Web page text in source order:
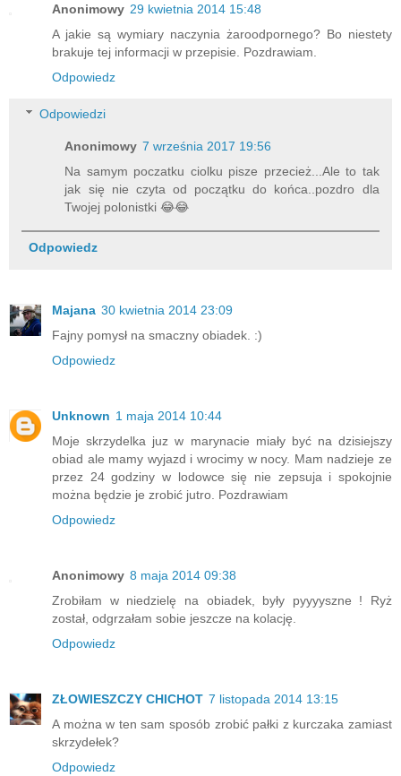
Anonimowy 29 kwietnia 2014 15:48
A jakie są wymiary naczynia żaroodpornego? Bo niestety
brakuje tej informacji w przepisie. Pozdrawiam.
Odpowiedz
Odpowiedzi
Anonimowy 7 września 2017 19:56
Na samym poczatku ciolku pisze przecież...Ale to tak
jak się nie czyta od początku do końca..pozdro dla
Twojej polonistki 😂😂
Odpowiedz
Majana 30 kwietnia 2014 23:09
Fajny pomysł na smaczny obiadek. :)
Odpowiedz
Unknown 1 maja 2014 10:44
Moje skrzydelka juz w marynacie miały być na dzisiejszy
obiad ale mamy wyjazd i wrocimy w nocy. Mam nadzieje ze
przez 24 godziny w lodowce się nie zepsuja i spokojnie
można będzie je zrobić jutro. Pozdrawiam
Odpowiedz
Anonimowy 8 maja 2014 09:38
Zrobiłam w niedzielę na obiadek, były pyyyyszne ! Ryż
został, odgrzałam sobie jeszcze na kolację.
Odpowiedz
ZŁOWIESZCZY CHICHOT 7 listopada 2014 13:15
A można w ten sam sposób zrobić pałki z kurczaka zamiast
skrzydełek?
Odpowiedz